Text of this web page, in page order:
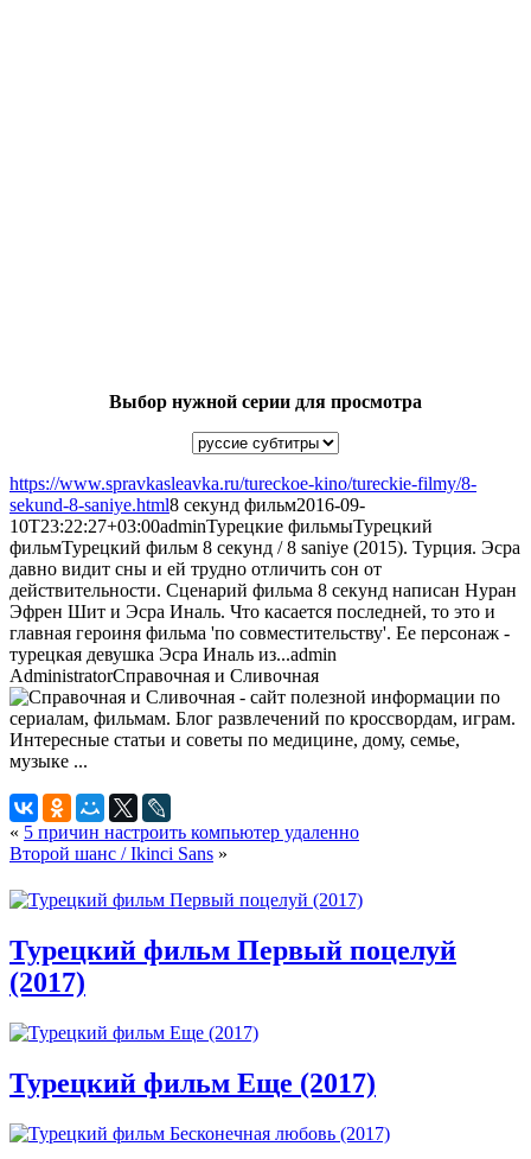
Выбор нужной серии для просмотра
https://www.spravkasleavka.ru/tureckoe-kino/tureckie-filmy/8-
sekund-8-saniye.html8 секунд фильм2016-09-
10T23:22:27+03:00adminТурецкие фильмыТурецкий
фильмТурецкий фильм 8 секунд / 8 saniye (2015). Турция. Эсра
давно видит сны и ей трудно отличить сон от
действительности. Сценарий фильма 8 секунд написан Нуран
Эфрен Шит и Эсра Иналь. Что касается последней, то это и
главная героиня фильма 'по совместительству'. Ее персонаж -
турецкая девушка Эсра Иналь из...admin
AdministratorСправочная и Сливочная
« 5 причин настроить компьютер удаленно
Второй шанс / Ikinci Sans »
Турецкий фильм Первый поцелуй
(2017)
Турецкий фильм Еще (2017)